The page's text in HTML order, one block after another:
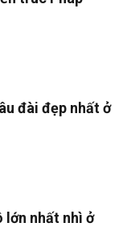
đài đẹp nhất ở
lớn nhất nhì ở